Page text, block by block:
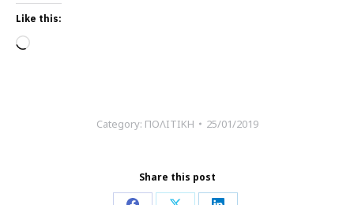
Like this:
Loading…
Category: ΠΟΛΙΤΙΚΗ 25/01/2019
Share this post